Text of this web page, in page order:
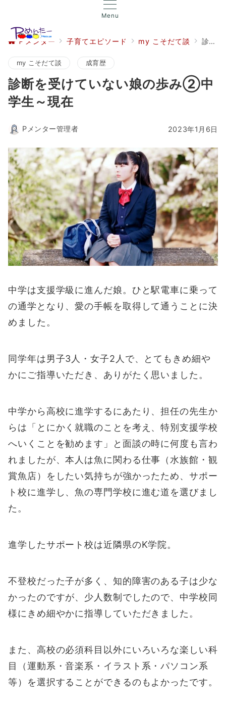
Menu
Ｐメンター 子育てエピソード my こそだて談 診断を受けていない娘の歩み②中学生～現在
my こそだて談 成育歴
診断を受けていない娘の歩み②中
学生～現在
2023年1月6日
Pメンター管理者
中学は支援学級に進んだ娘。ひと駅電車に乗って
の通学となり、愛の手帳を取得して通うことに決
めました。
同学年は男子3人・女子2人で、とてもきめ細や
かにご指導いただき、ありがたく思いました。
中学から高校に進学するにあたり、担任の先生か
らは「とにかく就職のことを考え、特別支援学校
へいくことを勧めます」と面談の時に何度も言わ
れましたが、本人は魚に関わる仕事（水族館・観
賞魚店）をしたい気持ちが強かったため、サポー
ト校に進学し、魚の専門学校に進む道を選びまし
た。
進学したサポート校は近隣県のK学院。
不登校だった子が多く、知的障害のある子は少な
かったのですが、少人数制でしたので、中学校同
様にきめ細やかに指導していただきました。
また、高校の必須科目以外にいろいろな楽しい科
目（運動系・音楽系・イラスト系・パソコン系
等）を選択することができるのもよかったです。